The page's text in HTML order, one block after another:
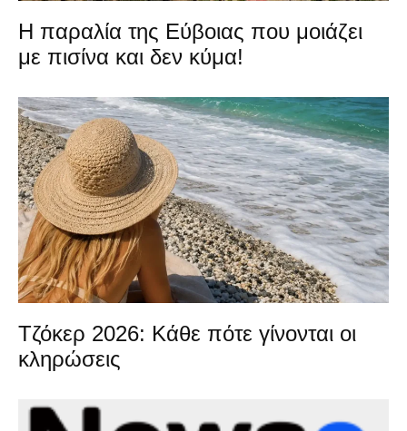
Η παραλία της Εύβοιας που μοιάζει
με πισίνα και δεν κύμα!
Τζόκερ 2026: Κάθε πότε γίνονται οι
κληρώσεις